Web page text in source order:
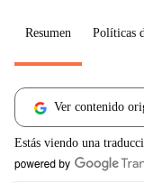
Resumen Políticas
Ver contenido
Estás viendo una